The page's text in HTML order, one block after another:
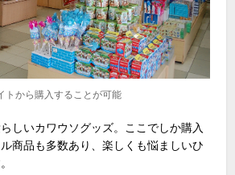
トから購入することが可能
しいカワウソグッズ。ここでしか購入
商品も多数あり、楽しくも悩ましいひ